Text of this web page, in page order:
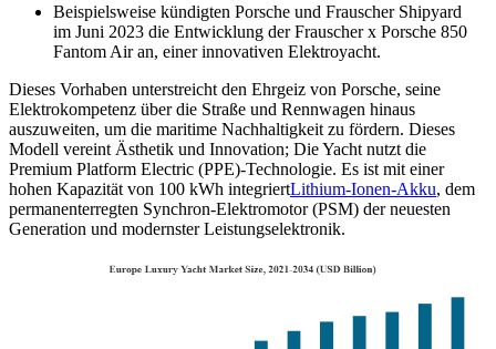
Beispielsweise kündigten Porsche und Frauscher Shipyard
im Juni 2023 die Entwicklung der Frauscher x Porsche 850
Fantom Air an, einer innovativen Elektroyacht.
Dieses Vorhaben unterstreicht den Ehrgeiz von Porsche, seine
Elektrokompetenz über die Straße und Rennwagen hinaus
auszuweiten, um die maritime Nachhaltigkeit zu fördern. Dieses
Modell vereint Ästhetik und Innovation; Die Yacht nutzt die
Premium Platform Electric (PPE)-Technologie. Es ist mit einer
hohen Kapazität von 100 kWh integriertLithium-Ionen-Akku, dem
permanenterregten Synchron-Elektromotor (PSM) der neuesten
Generation und modernster Leistungselektronik.